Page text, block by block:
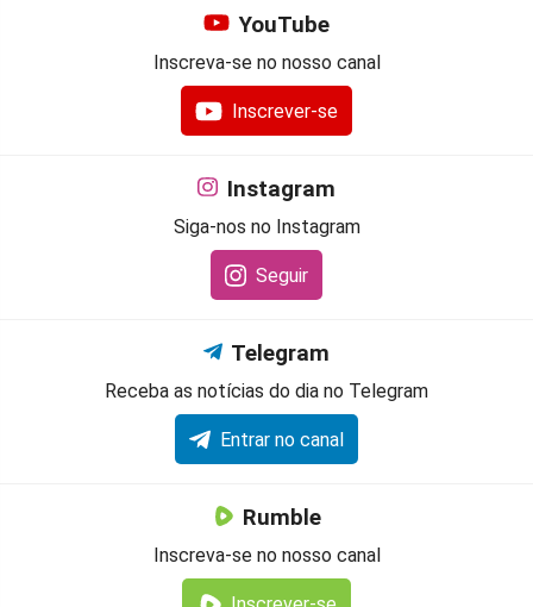
YouTube
Inscreva-se no nosso canal
Inscrever-se
Instagram
Siga-nos no Instagram
Seguir
Telegram
Receba as notícias do dia no Telegram
Entrar no canal
Rumble
Inscreva-se no nosso canal